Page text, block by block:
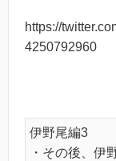
https://
4250792960
伊野尾編3
・その後、伊